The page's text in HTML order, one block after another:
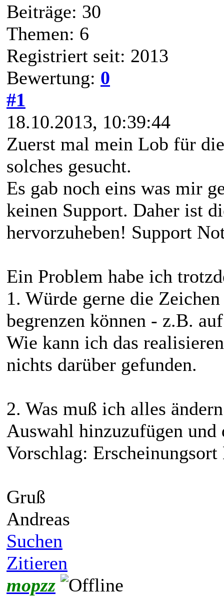
Beiträge: 30
Themen: 6
Registriert seit: 2013
Bewertung: 0
#1
18.10.2013, 10:39:44
Zuerst mal mein Lob für
solches gesucht.
Es gab noch eins was mir
keinen Support. Daher ist
hervorzuheben! Support
Ein Problem habe ich
1. Würde gerne die
begrenzen können - z.B.
Wie kann ich das
nichts darüber gefunden.
2. Was muß ich alles
Auswahl hinzuzufügen
Vorschlag:
Gruß
Andreas
Suchen
Zitieren
mopzz